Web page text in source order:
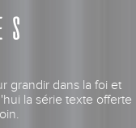
grandir dans la foi et
la série texte offerte